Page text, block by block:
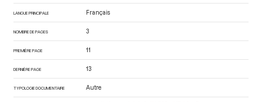
LANGUE PRINCIPALE Français
NOMBRE DE PAGES 3
PREMIÈRE PAGE 11
DERNIÈRE PAGE 13
TYPOLOGIE DOCUMENTAIRE Autre